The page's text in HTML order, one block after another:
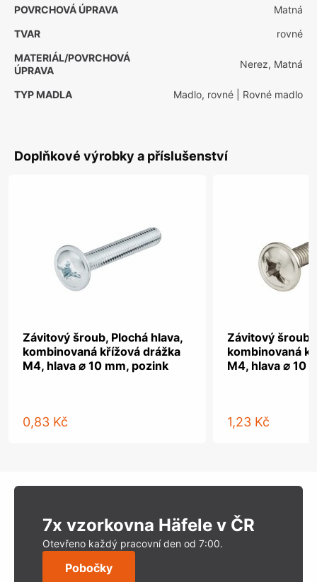
POVRCHOVÁ ÚPRAVA
Matná
TVAR
rovné
MATERIÁL/POVRCHOVÁ
ÚPRAVA
Nerez, Matná
TYP MADLA Madlo, rovné | Rovné madlo
Doplňkové výrobky a příslušenství
Závitový šroub, Plochá hlava,
kombinovaná křížová drážka
M4, hlava ⌀ 10 mm, pozink
0,83 Kč
Závitový šroub,
kombinovaná
M4, hlava ⌀ 10
1,23 Kč
7x vzorkovna Häfele v ČR
Otevřeno každý pracovní den od 7:00.
Pobočky